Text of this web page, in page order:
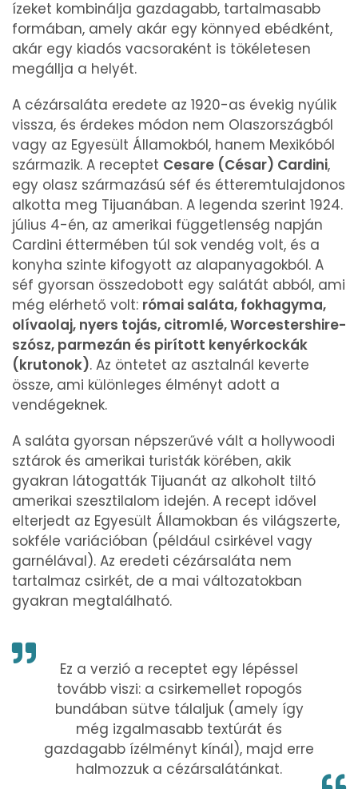
β-karotin
12555 micro
β-crypt
Likopin
0 micro
Lut-zea
5909 micro
Összesen 3279 kcal
ízeket kombinálja gazdagabb, tartalmasabb
formában, amely akár egy könnyed ebédként,
akár egy kiadós vacsoraként is tökéletesen
megállja a helyét.
A cézársaláta eredete az 1920-as évekig nyúlik
vissza, és érdekes módon nem Olaszországból
vagy az Egyesült Államokból, hanem Mexikóból
származik. A receptet Cesare (César) Cardini,
egy olasz származású séf és étteremtulajdonos
alkotta meg Tijuanában. A legenda szerint 1924.
július 4-én, az amerikai függetlenség napján
Cardini éttermében túl sok vendég volt, és a
konyha szinte kifogyott az alapanyagokból. A
séf gyorsan összedobott egy salátát abból, ami
még elérhető volt: római saláta, fokhagyma,
olívaolaj, nyers tojás, citromlé, Worcestershire-
szósz, parmezán és pirított kenyérkockák
(krutonok). Az öntetet az asztalnál keverte
össze, ami különleges élményt adott a
vendégeknek.
A saláta gyorsan népszerűvé vált a hollywoodi
sztárok és amerikai turisták körében, akik
gyakran látogatták Tijuanát az alkoholt tiltó
amerikai szesztilalom idején. A recept idővel
elterjedt az Egyesült Államokban és világszerte,
sokféle variációban (például csirkével vagy
garnélával). Az eredeti cézársaláta nem
tartalmaz csirkét, de a mai változatokban
gyakran megtalálható.
Ez a verzió a receptet egy lépéssel
tovább viszi: a csirkemellet ropogós
bundában sütve tálaljuk (amely így
még izgalmasabb textúrát és
gazdagabb ízélményt kínál), majd erre
halmozzuk a cézársalátánkat.